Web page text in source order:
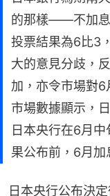
的那樣——不加息
投票結果為6比3
大的意見分歧，
加，亦令市場對6
市場數據顯示，
日本央行在6月
果公布前，6月加
日本央行公布決